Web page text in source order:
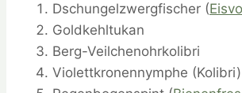
Dschungelzwergfischer (
Goldkehltukan
Berg-Veilchenohrkolibri
Violettkronennymphe (Kolibri)